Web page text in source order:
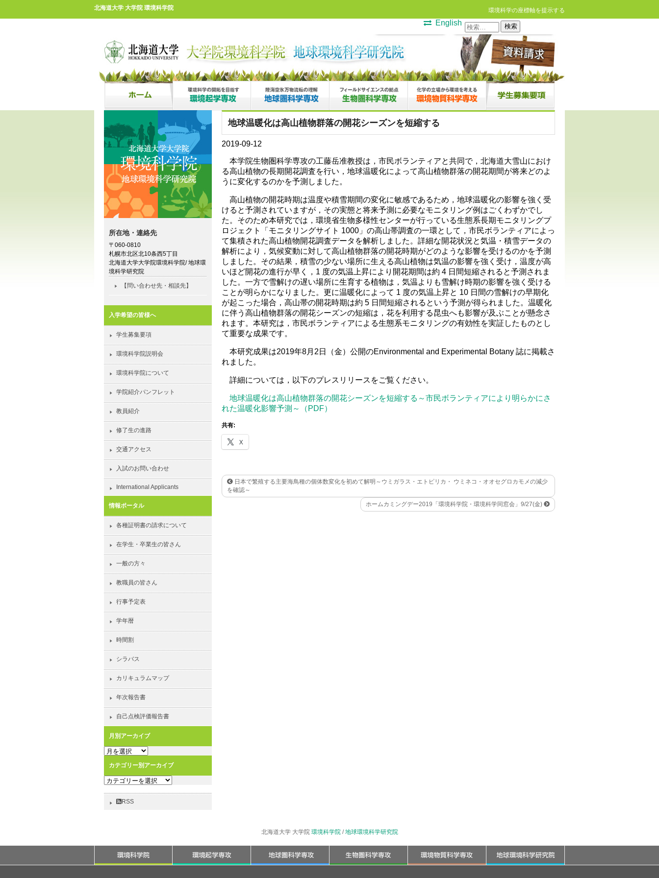
北海道大学 大学院 環境科学院 環境科学の座標軸を提示する
検
索:
English
地球温暖化は高山植物群落の開花シーズンを短縮する
2019-09-12
本学院生物圏科学専攻の工藤岳准教授は，市民ボランティアと共同で，北海道大雪山におけ
る高山植物の長期開花調査を行い，地球温暖化によって高山植物群落の開花期間が将来どのよ
うに変化するのかを予測しました。
高山植物の開花時期は温度や積雪期間の変化に敏感であるため，地球温暖化の影響を強く受
けると予測されていますが，その実態と将来予測に必要なモニタリング例はごくわずかでし
た。そのため本研究では，環境省生物多様性センターが行っている生態系長期モニタリングプ
ロジェクト「モニタリングサイト 1000」の高山帯調査の一環として，市民ボランティアによっ
て集積された高山植物開花調査データを解析しました。詳細な開花状況と気温・積雪データの
解析により，気候変動に対して高山植物群落の開花時期がどのような影響を受けるのかを予測
しました。その結果，積雪の少ない場所に生える高山植物は気温の影響を強く受け，温度が高
いほど開花の進行が早く，1 度の気温上昇により開花期間は約 4 日間短縮されると予測されま
した。一方で雪解けの遅い場所に生育する植物は，気温よりも雪解け時期の影響を強く受ける
ことが明らかになりました。更に温暖化によって 1 度の気温上昇と 10 日間の雪解けの早期化
が起こった場合，高山帯の開花時期は約 5 日間短縮されるという予測が得られました。温暖化
に伴う高山植物群落の開花シーズンの短縮は，花を利用する昆虫へも影響が及ぶことが懸念さ
れます。本研究は，市民ボランティアによる生態系モニタリングの有効性を実証したものとし
て重要な成果です。
本研究成果は2019年8月2日（金）公開のEnvironmental and Experimental Botany 誌に掲載さ
れました。
詳細については，以下のプレスリリースをご覧ください。
地球温暖化は高山植物群落の開花シーズンを短縮する～市民ボランティアにより明らかにさ
れた温暖化影響予測～（PDF）
共有:
X
日本で繁殖する主要海鳥種の個体数変化を初めて解明～ウミガラス・エトピリカ・ ウミネコ・オオセグロカモメの減少
を確認～
ホームカミングデー2019「環境科学院・環境科学同窓会」9/27(金)
所在地・連絡先
〒060-0810
札幌市北区北10条西5丁目
北海道大学大学院環境科学院/ 地球環
境科学研究院
【問い合わせ先・相談先】
入学希望の皆様へ
学生募集要項
環境科学院説明会
環境科学院について
学院紹介パンフレット
教員紹介
修了生の進路
交通アクセス
入試のお問い合わせ
International Applicants
情報ポータル
各種証明書の請求について
在学生・卒業生の皆さん
一般の方々
教職員の皆さん
行事予定表
学年暦
時間割
シラバス
カリキュラムマップ
年次報告書
自己点検評価報告書
月別アーカイブ
月
ー
カ
イ
カテゴリー別アーカイブ
カ
ゴ
カ
RSS
北海道大学 大学院 環境科学院/地球環境科学研究院